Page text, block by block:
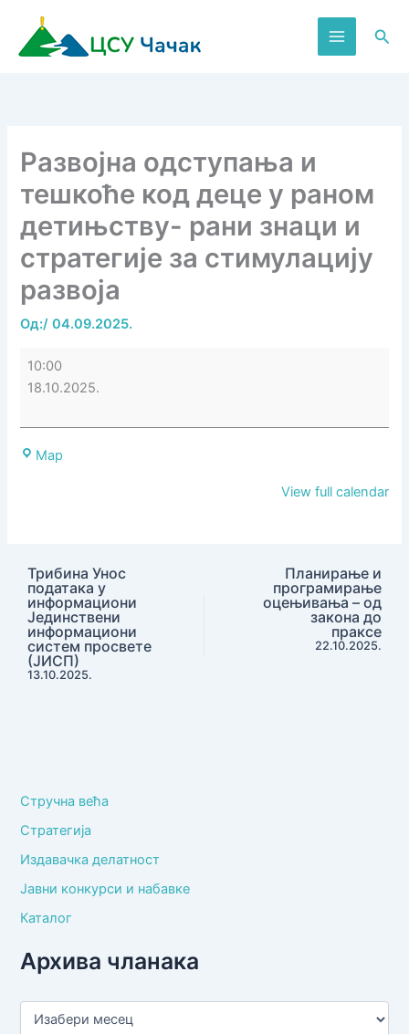
садржај
Развојна одступања и
тешкоће код деце у раном
детињству- рани знаци и
стратегије за стимулацију
развоја
Од:/04.09.2025.
Развојна
одступања
тешкоће
код
знаци
стратегије
за
стимулацију
10:00
18.10.2025.
Map
View full calendar
Трибина Унос
података у
информациони
Јединствени
информациони
систем просвете
(ЈИСП)
13.10.2025.
Планирање и
програмирање
оцењивања – од
закона до
праксе
22.10.2025.
Стручна већа
Стратегија
Издавачка делатност
Јавни конкурси и набавке
Каталог
Архива чланака
А